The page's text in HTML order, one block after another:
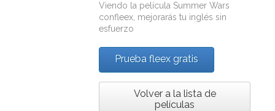
Viendo la película Summer Wars
confleex , mejorarás tu inglés sin
esfuerzo
Prueba fleex gratis
Volver a la lista de
películas